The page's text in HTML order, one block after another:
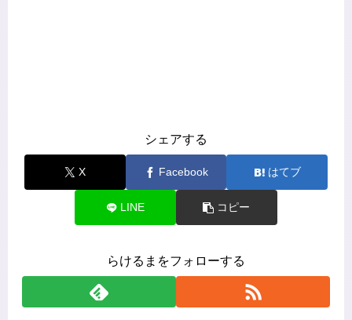
シェアする
X Facebook はてブ
LINE コピー
らけるまをフォローする